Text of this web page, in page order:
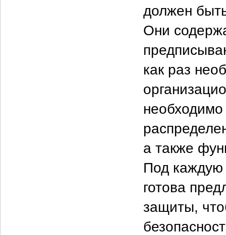
должен
Они
как раз
а также
Под каждую
готова
защиты,